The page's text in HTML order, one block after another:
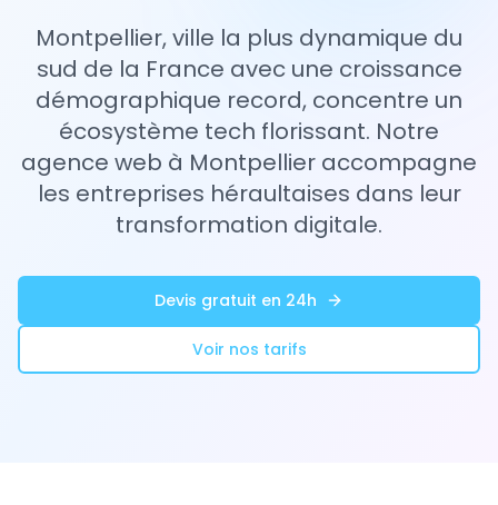
Montpellier, ville la plus dynamique du
sud de la France avec une croissance
démographique record, concentre un
écosystème tech florissant. Notre
agence web à Montpellier accompagne
les entreprises héraultaises dans leur
transformation digitale.
Devis gratuit en 24h
Voir nos tarifs